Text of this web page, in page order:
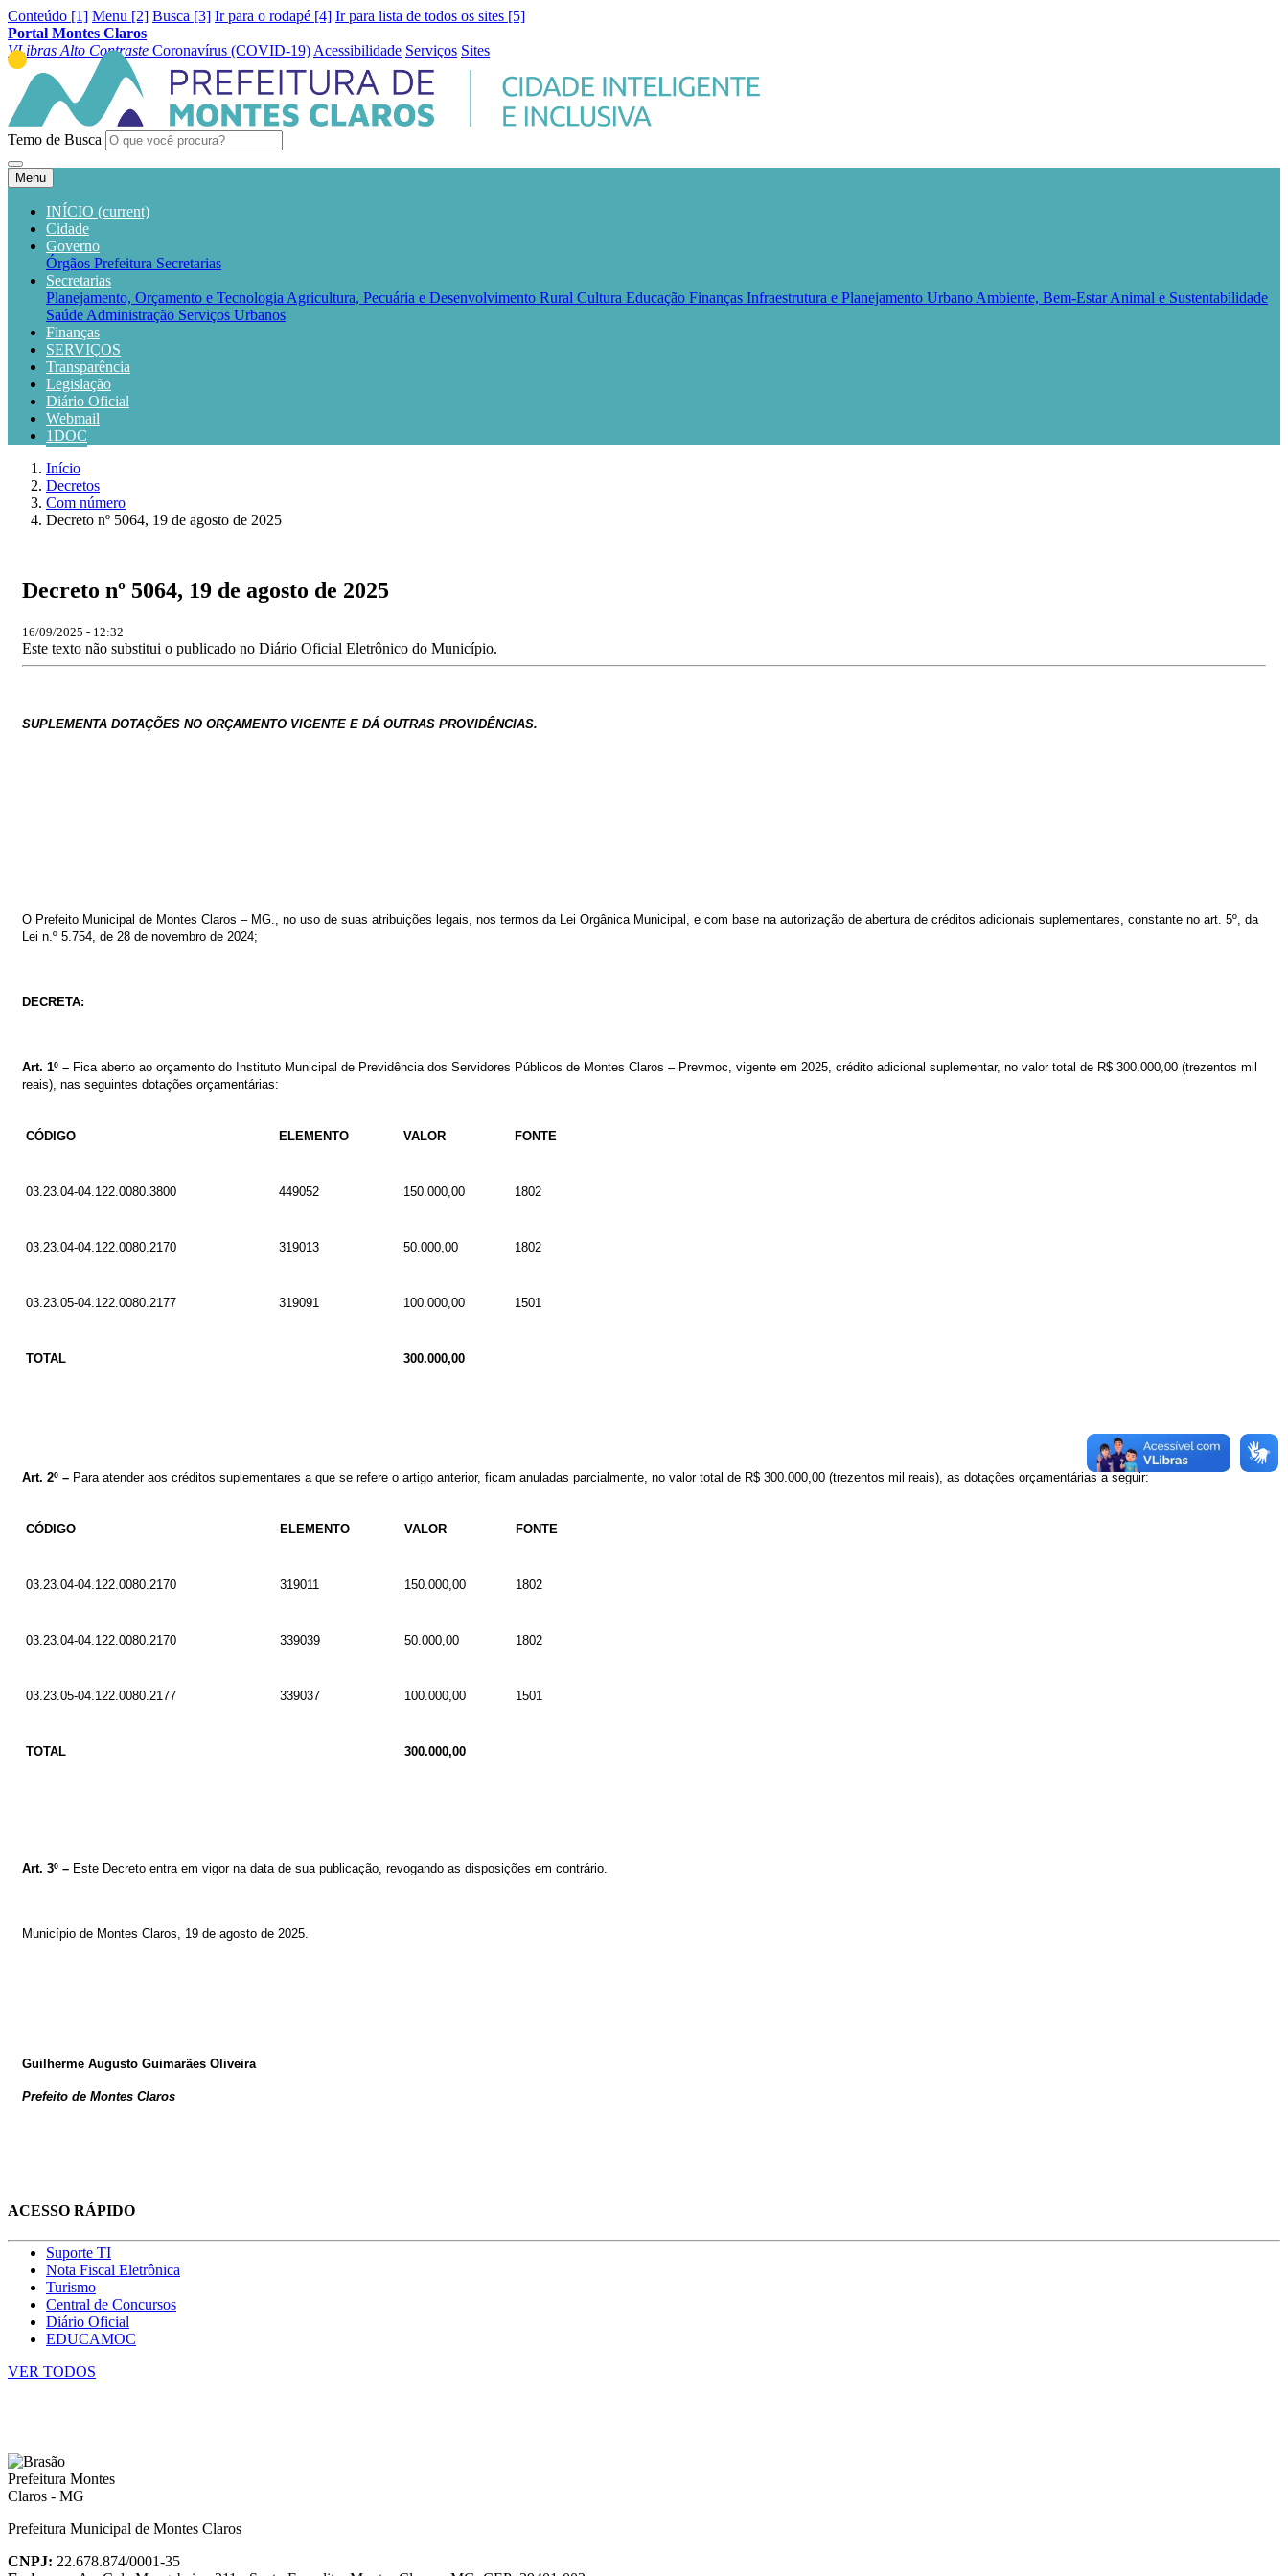
Conteúdo [1] Menu [2] Busca [3] Ir para o rodapé [4] Ir para lista de todos os sites [5]
Portal Montes Claros
VLibras Alto Contraste Coronavírus (COVID-19) Acessibilidade Serviços Sites
Temo de Busca
Menu
INÍCIO (current)
Cidade
Governo
Órgãos Prefeitura Secretarias
Secretarias
Planejamento, Orçamento e Tecnologia Agricultura, Pecuária e Desenvolvimento Rural Cultura Educação Finanças Infraestrutura e Planejamento Urbano Ambiente, Bem-Estar Animal e Sustentabilidade
Saúde Administração Serviços Urbanos
Finanças
SERVIÇOS
Transparência
Legislação
Diário Oficial
Webmail
1DOC
Início
Decretos
Com número
Decreto nº 5064, 19 de agosto de 2025
Decreto nº 5064, 19 de agosto de 2025
16/09/2025 - 12:32
Este texto não substitui o publicado no Diário Oficial Eletrônico do Município.
SUPLEMENTA DOTAÇÕES NO ORÇAMENTO VIGENTE E DÁ OUTRAS PROVIDÊNCIAS.
O Prefeito Municipal de Montes Claros – MG., no uso de suas atribuições legais, nos termos da Lei Orgânica Municipal, e com base na autorização de abertura de créditos adicionais suplementares, constante no art. 5º, da
Lei n.º 5 .754 de 28 de novembro de 2024;
DECRETA:
Art. 1º – Fica aberto ao orçamento do Instituto Municipal de Previdência dos Servidores Públicos de Montes Claros – Prevmoc vigente em 2025 crédito adicional suplementar, no valor total de R$ 300 .000,00 (trezentos mil
reais) , nas seguintes dotações orçamentárias:
CÓDIGO ELEMENTO VALOR FONTE
03.23.04-04.122.0080.3800 449052 150.000,00 1802
03.23.04-04.122.0080.2170 319013 50.000,00 1802
03.23.05-04.122.0080.2177 319091 100.000,00 1501
TOTAL 300.000,00
Art. 2º – Para atender aos créditos suplementares a que se refere o artigo anterior, ficam anuladas parcialmente, no valor total de R$ 300 .000,00 (trezentos mil reais) as dotações orçamentárias a seguir:
CÓDIGO ELEMENTO VALOR FONTE
03.23.04-04.122.0080.2170 319011 150.000,00 1802
03.23.04-04.122.0080.2170 339039 50.000,00 1802
03.23.05-04.122.0080.2177 339037 100.000,00 1501
TOTAL 300.000,00
Art. 3º – Este Decreto entra em vigor na data de sua publicação, revogando as disposições em contrário.
Município de Montes Claros, 19 de agosto de 2025
Guilherme Augusto Guimarães Oliveira
Prefeito de Montes Claros
ACESSO RÁPIDO
Suporte TI
Nota Fiscal Eletrônica
Turismo
Central de Concursos
Diário Oficial
EDUCAMOC
VER TODOS
Prefeitura Municipal de Montes Claros
CNPJ: 22.678.874/0001-35